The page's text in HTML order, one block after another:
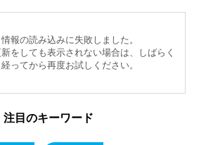
情報の読み込みに失敗しました。
をしても表示されない場合は、しばらく
経ってから再度お試しください。
注目のキーワード